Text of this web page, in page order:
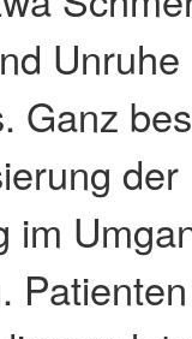
Ganz
im